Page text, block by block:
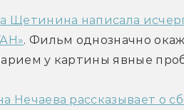
Щетинина написала
. Фильм однозначно
у картины явные
Нечаева рассказывает о